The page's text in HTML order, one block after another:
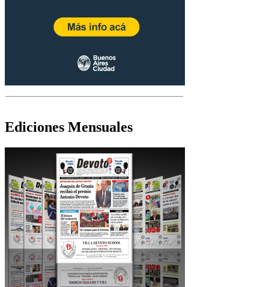
Ediciones Mensuales